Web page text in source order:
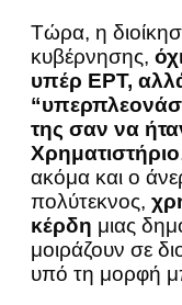
Τώρα, η
κυβέρνησης,
υπέρ ΕΡΤ, αλλά
της σαν να
Χρηματιστήριο
ακόμα και ο
πολύτεκνος,
κέρδη μιας
μοιράζουν σε
υπό τη μορφή